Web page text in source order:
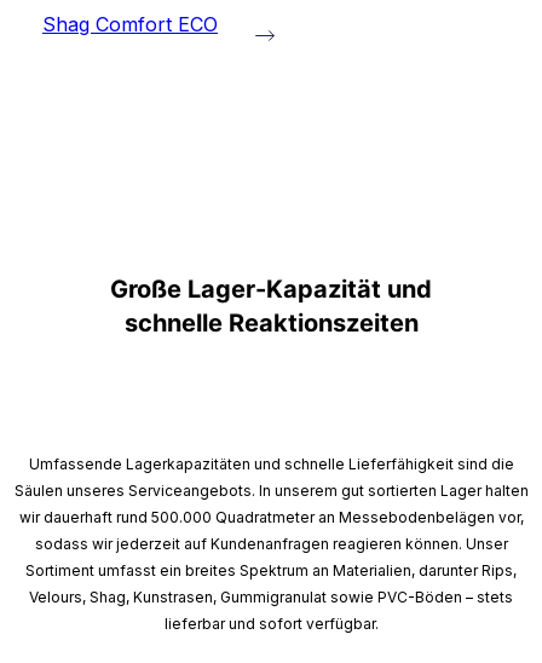
Shag Comfort ECO
Große Lager-Kapazität und
schnelle Reaktionszeiten
Umfassende Lagerkapazitäten und schnelle Lieferfähigkeit sind die
Säulen unseres Serviceangebots. In unserem gut sortierten Lager halten
wir dauerhaft rund 500.000 Quadratmeter an Messebodenbelägen vor,
sodass wir jederzeit auf Kundenanfragen reagieren können. Unser
Sortiment umfasst ein breites Spektrum an Materialien, darunter Rips,
Velours, Shag, Kunstrasen, Gummigranulat sowie PVC-Böden – stets
lieferbar und sofort verfügbar.